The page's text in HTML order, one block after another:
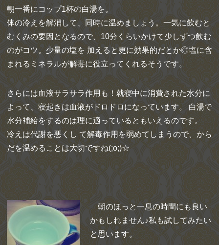
朝一番にコップ1杯の白湯を。
体の冷えを解消して、同時に温めましょう。一気に飲むと
むくみの要因となるので、10分くらいかけて少しずつ飲む
のがコツ。少量の塩を 加えると更に効果的だとか◎塩に含
まれるミネラルが解毒に役立ってくれるそうです。
さらには血液サラサラ作用も！就寝中に消費された水分に
よって、寝起きは血液がドロドロになっています。 白湯で
水分補給をするのは理に適っているともいえるのです。
冷えは代謝を悪くし て解毒作用を弱めてしまうので、から
だを温めることは大切ですね(;o;)☆
朝のほっと一息の時間にも良い
かもしれません♪私も試してみたい
と思います。